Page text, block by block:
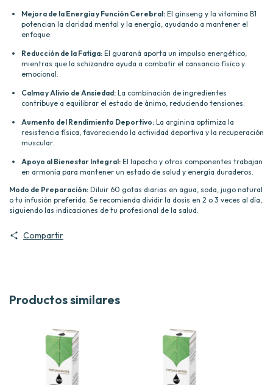
Mejora de la Energía y Función Cerebral: El ginseng y la vitamina B1
potencian la claridad mental y la energía, ayudando a mantener el
enfoque.
Reducción de la Fatiga: El guaraná aporta un impulso energético,
mientras que la schizandra ayuda a combatir el cansancio físico y
emocional.
Calma y Alivio de Ansiedad: La combinación de ingredientes
contribuye a equilibrar el estado de ánimo, reduciendo tensiones.
Aumento del Rendimiento Deportivo: La arginina optimiza la
resistencia física, favoreciendo la actividad deportiva y la recuperación
muscular.
Apoyo al Bienestar Integral: El lapacho y otros componentes trabajan
en armonía para mantener un estado de salud y energía duraderos.
Modo de Preparación: Diluir 60 gotas diarias en agua, soda, jugo natural
o tu infusión preferida. Se recomienda dividir la dosis en 2 o 3 veces al día,
siguiendo las indicaciones de tu profesional de la salud.
Compartir
Productos similares